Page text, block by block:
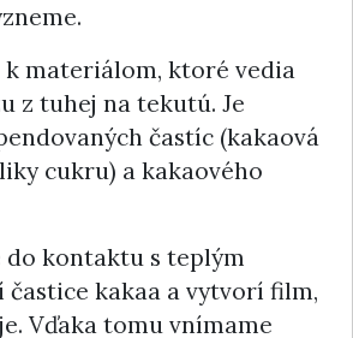
materiálom, ktoré vedia
z tuhej na tekutú. Je
častíc (kakaová
cukru) a kakaového
do kontaktu s teplým
častice kakaa a vytvorí film,
Vďaka tomu vnímame